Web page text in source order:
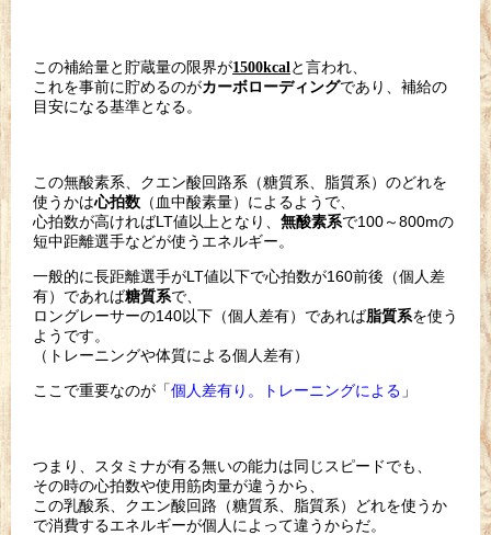
この補給量と貯蔵量の限界が1500kcal と言われ、
これを事前に貯めるのがカーボローディングであり、補給の
目安になる基準となる。
この無酸素系、クエン酸回路系（糖質系、脂質系）のどれを
使うかは心拍数 （血中酸素量）によるようで、
心拍数が高ければLT値以上となり、 無酸素系で100～800mの
短中距離選手などが使うエネルギー。
一般的に長距離選手がLT値以下で心拍数が160前後（個人差
有）であれば糖質系で、
ロングレーサーの140以下（個人差有）であれば脂質系を使う
よ うです。
（トレーニングや体質による個人差有）
ここで重要なのが「個人差有り。トレーニングによる 」
つまり、スタミナが有る無いの能力は同じスピードでも、
その時の心拍数や使用筋肉量が違うから、
この乳酸系、クエン酸回路（糖質系、脂質系）どれを使うか
で消費するエネルギーが個人によって違うからだ。